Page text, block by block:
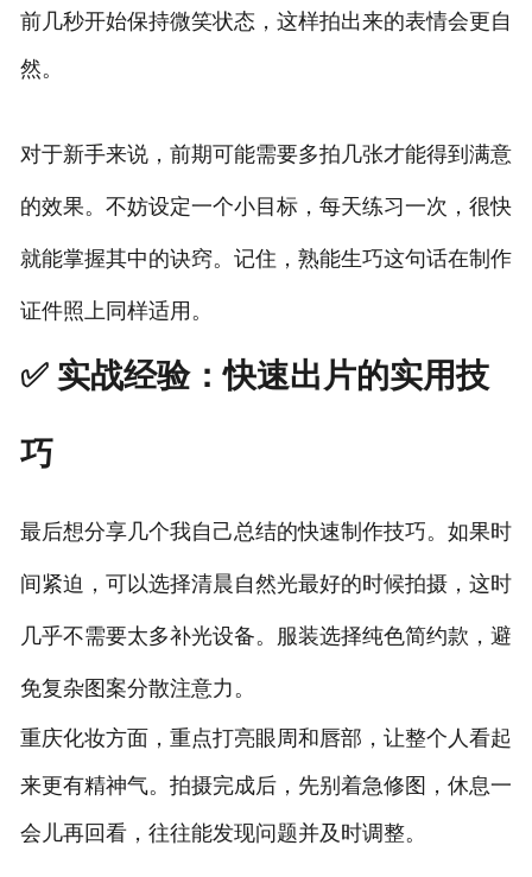
前几秒开始保持微笑状态，这样拍出来的表情会更自
然。
对于新手来说，前期可能需要多拍几张才能得到满意
的效果。不妨设定一个小目标，每天练习一次，很快
就能掌握其中的诀窍。记住，熟能生巧这句话在制作
证件照上同样适用。
✅ 实战经验：快速出片的实用技
巧
最后想分享几个我自己总结的快速制作技巧。如果时
间紧迫，可以选择清晨自然光最好的时候拍摄，这时
几乎不需要太多补光设备。服装选择纯色简约款，避
免复杂图案分散注意力。
重庆化妆方面，重点打亮眼周和唇部，让整个人看起
来更有精神气。拍摄完成后，先别着急修图，休息一
会儿再回看，往往能发现问题并及时调整。